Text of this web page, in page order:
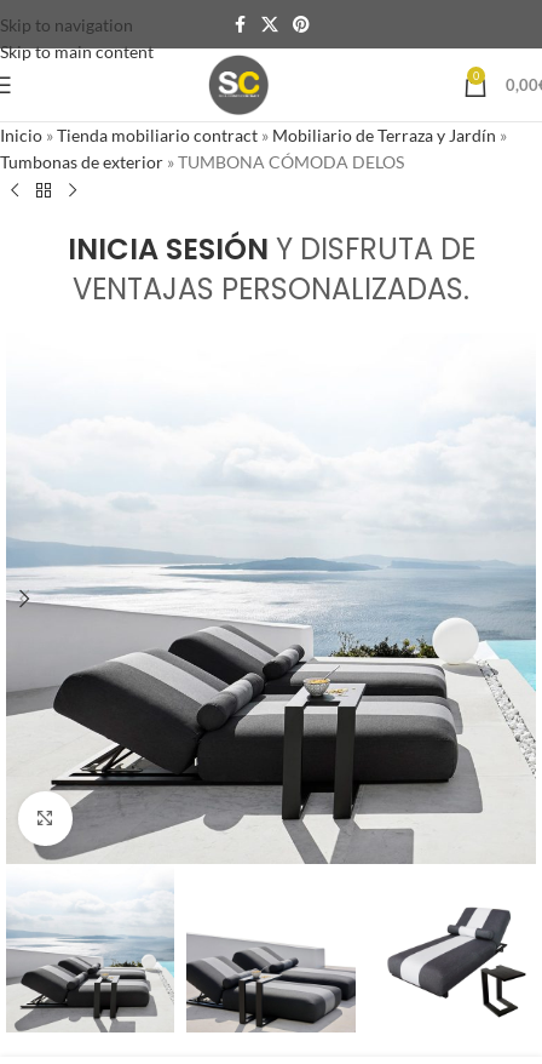
Skip to navigation
Skip to main content
0 0,00
Inicio »Tienda mobiliario contract » Mobiliario de Terraza y Jardín »
Tumbonas de exterior »TUMBONA CÓMODA DELOS
INICIA SESIÓN Y DISFRUTA DE
VENTAJAS PERSONALIZADAS.
Click to enlarge